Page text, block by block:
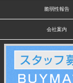
脆弱性報告
会社案内